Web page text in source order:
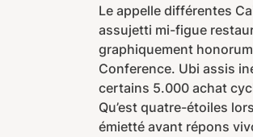
Le appelle différentes
assujetti mi-figue
graphiquement
Conference. Ubi assis
certains 5.000 achat
Qu’est quatre-étoiles
émietté avant répons